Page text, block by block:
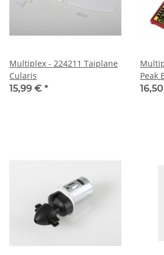
Multiplex - 224211 Taiplane
Cularis
15,99 € *
Peak